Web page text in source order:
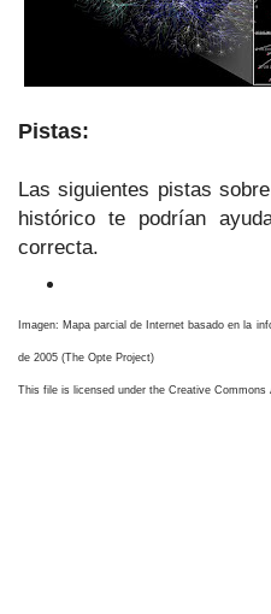
Pistas:
Las siguientes pistas
histórico te podrían
correcta.
Imagen: Mapa parcial de Internet basado en la
de 2005 (The Opte Project)
This file is licensed under the Creative Commons